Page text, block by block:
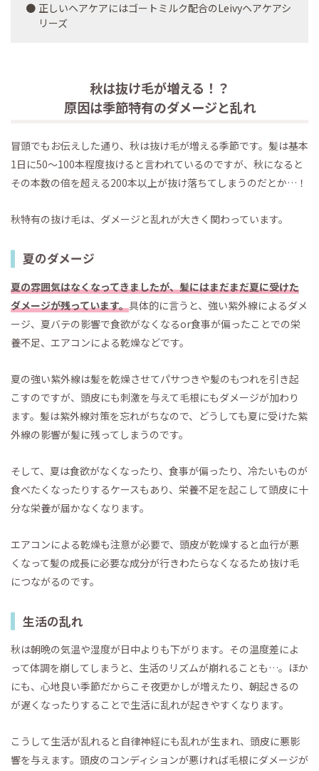
正しいヘアケアにはゴートミルク配合のLeivyヘアケアシ
リーズ
秋は抜け毛が増える！？
原因は季節特有のダメージと乱れ
冒頭でもお伝えした通り、秋は抜け毛が増える季節です。髪は基本
1日に50～100本程度抜けると言われているのですが、秋になると
その本数の倍を超える200本以上が抜け落ちてしまうのだとか…！
秋特有の抜け毛は、ダメージと乱れが大きく関わっています。
夏のダメージ
夏の雰囲気はなくなってきましたが、髪にはまだまだ夏に受けた
ダメージが残っています。具体的に言うと、強い紫外線によるダメ
ージ、夏バテの影響で食欲がなくなるor食事が偏ったことでの栄
養不足、エアコンによる乾燥などです。
夏の強い紫外線は髪を乾燥させてパサつきや髪のもつれを引き起
こすのですが、頭皮にも刺激を与えて毛根にもダメージが加わり
ます。髪は紫外線対策を忘れがちなので、どうしても夏に受けた紫
外線の影響が髪に残ってしまうのです。
そして、夏は食欲がなくなったり、食事が偏ったり、冷たいものが
食べたくなったりするケースもあり、栄養不足を起こして頭皮に十
分な栄養が届かなくなります。
エアコンによる乾燥も注意が必要で、頭皮が乾燥すると血行が悪
くなって髪の成長に必要な成分が行きわたらなくなるため抜け毛
につながるのです。
生活の乱れ
秋は朝晩の気温や湿度が日中よりも下がります。その温度差によ
って体調を崩してしまうと、生活のリズムが崩れることも…。ほか
にも、心地良い季節だからこそ夜更かしが増えたり、朝起きるの
が遅くなったりすることで生活に乱れが起きやすくなります。
こうして生活が乱れると自律神経にも乱れが生まれ、頭皮に悪影
響を与えます。頭皮のコンディションが悪ければ毛根にダメージが